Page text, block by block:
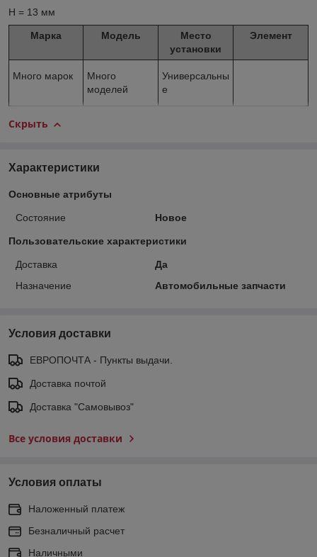
H = 13 мм
Марка Модель
Место
установки
Элемент
Много марок
Много
моделей
Универсальны
е
Скрыть
Характеристики
Основные атрибуты
Состояние Новое
Пользовательские характеристики
Доставка
Да
Назначение
Автомобильные запчасти
Условия доставки
ЕВРОПОЧТА - Пункты выдачи.
Доставка почтой
Доставка "Самовывоз"
Все условия доставки
Условия оплаты
Наложенный платеж
Безналичный расчет
Наличными